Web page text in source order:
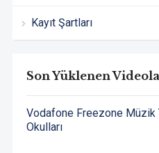
Kayıt Şartları
Son Yüklenen
Vodafone Freezone Müzik
Okulları